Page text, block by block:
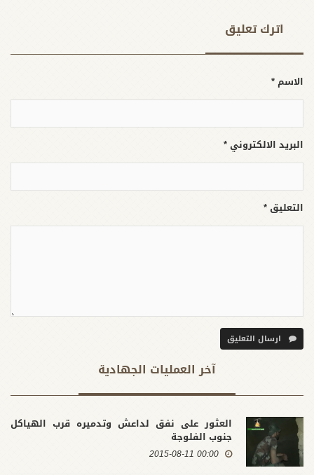
اترك تعلیق
الاسم *
البريد الالكتروني *
التعليق *
ارسال التعليق
آخر العملیات الجهادية
العثور على نفق لداعش وتدميره قرب الهياكل
جنوب الفلوجة
00:00 2015-08-11